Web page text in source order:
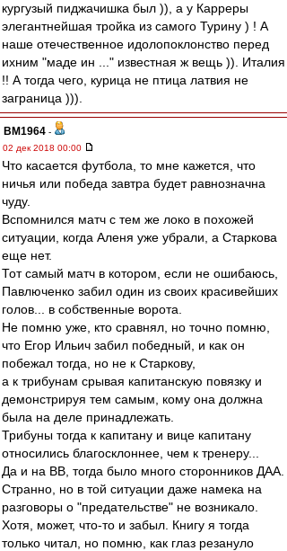
кургузый пиджачишка был )), а у Карреры
элегантнейшая тройка из самого Турину ) ! А
наше отечественное идолопоклонство перед
ихним "маде ин ..." известная ж вещь )). Италия
!! А тогда чего, курица не птица латвия не
заграница ))).
BM1964 -
02 дек 2018 00:00
Что касается футбола, то мне кажется, что
ничья или победа завтра будет равнозначна
чуду.
Вспомнился матч с тем же локо в похожей
ситуации, когда Аленя уже убрали, а Старкова
еще нет.
Тот самый матч в котором, если не ошибаюсь,
Павлюченко забил один из своих красивейших
голов... в собственные ворота.
Не помню уже, кто сравнял, но точно помню,
что Егор Ильич забил победный, и как он
побежал тогда, но не к Старкову,
а к трибунам срывая капитанскую повязку и
демонстрируя тем самым, кому она должна
была на деле принадлежать.
Трибуны тогда к капитану и вице капитану
относились благосклоннее, чем к тренеру...
Да и на ВВ, тогда было много сторонников ДАА.
Странно, но в той ситуации даже намека на
разговоры о "предательстве" не возникало.
Хотя, может, что-то и забыл. Книгу я тогда
только читал, но помню, как глаз резануло